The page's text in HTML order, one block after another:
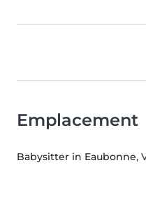
Emplacement
Babysitter in Eaubonne,